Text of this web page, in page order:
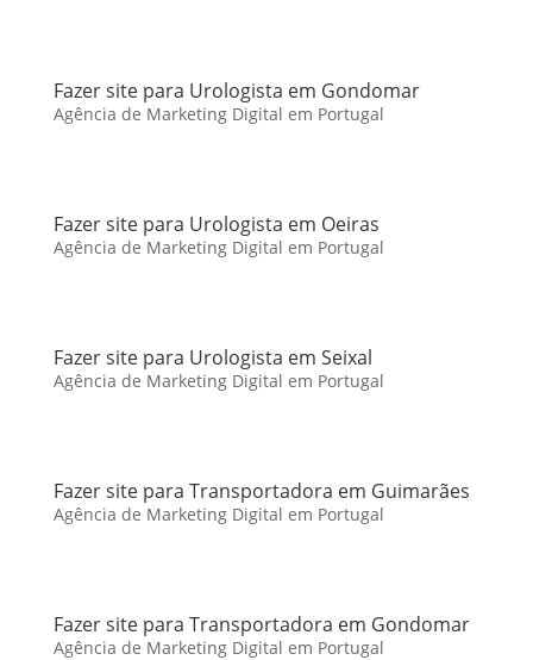
Fazer site para Urologista em Gondomar
Agência de Marketing Digital em Portugal
Fazer site para Urologista em Oeiras
Agência de Marketing Digital em Portugal
Fazer site para Urologista em Seixal
Agência de Marketing Digital em Portugal
Fazer site para Transportadora em Guimarães
Agência de Marketing Digital em Portugal
Fazer site para Transportadora em Gondomar
Agência de Marketing Digital em Portugal